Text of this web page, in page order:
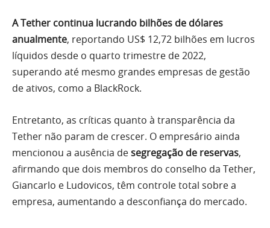
A Tether continua lucrando bilhões de dólares
anualmente, reportando US$ 12,72 bilhões em lucros
líquidos desde o quarto trimestre de 2022,
superando até mesmo grandes empresas de gestão
de ativos, como a BlackRock.
Entretanto, as críticas quanto à transparência da
Tether não param de crescer. O empresário ainda
mencionou a ausência desegregação de reservas,
afirmando que dois membros do conselho da Tether,
Giancarlo e Ludovicos, têm controle total sobre a
empresa, aumentando a desconfiança do mercado.